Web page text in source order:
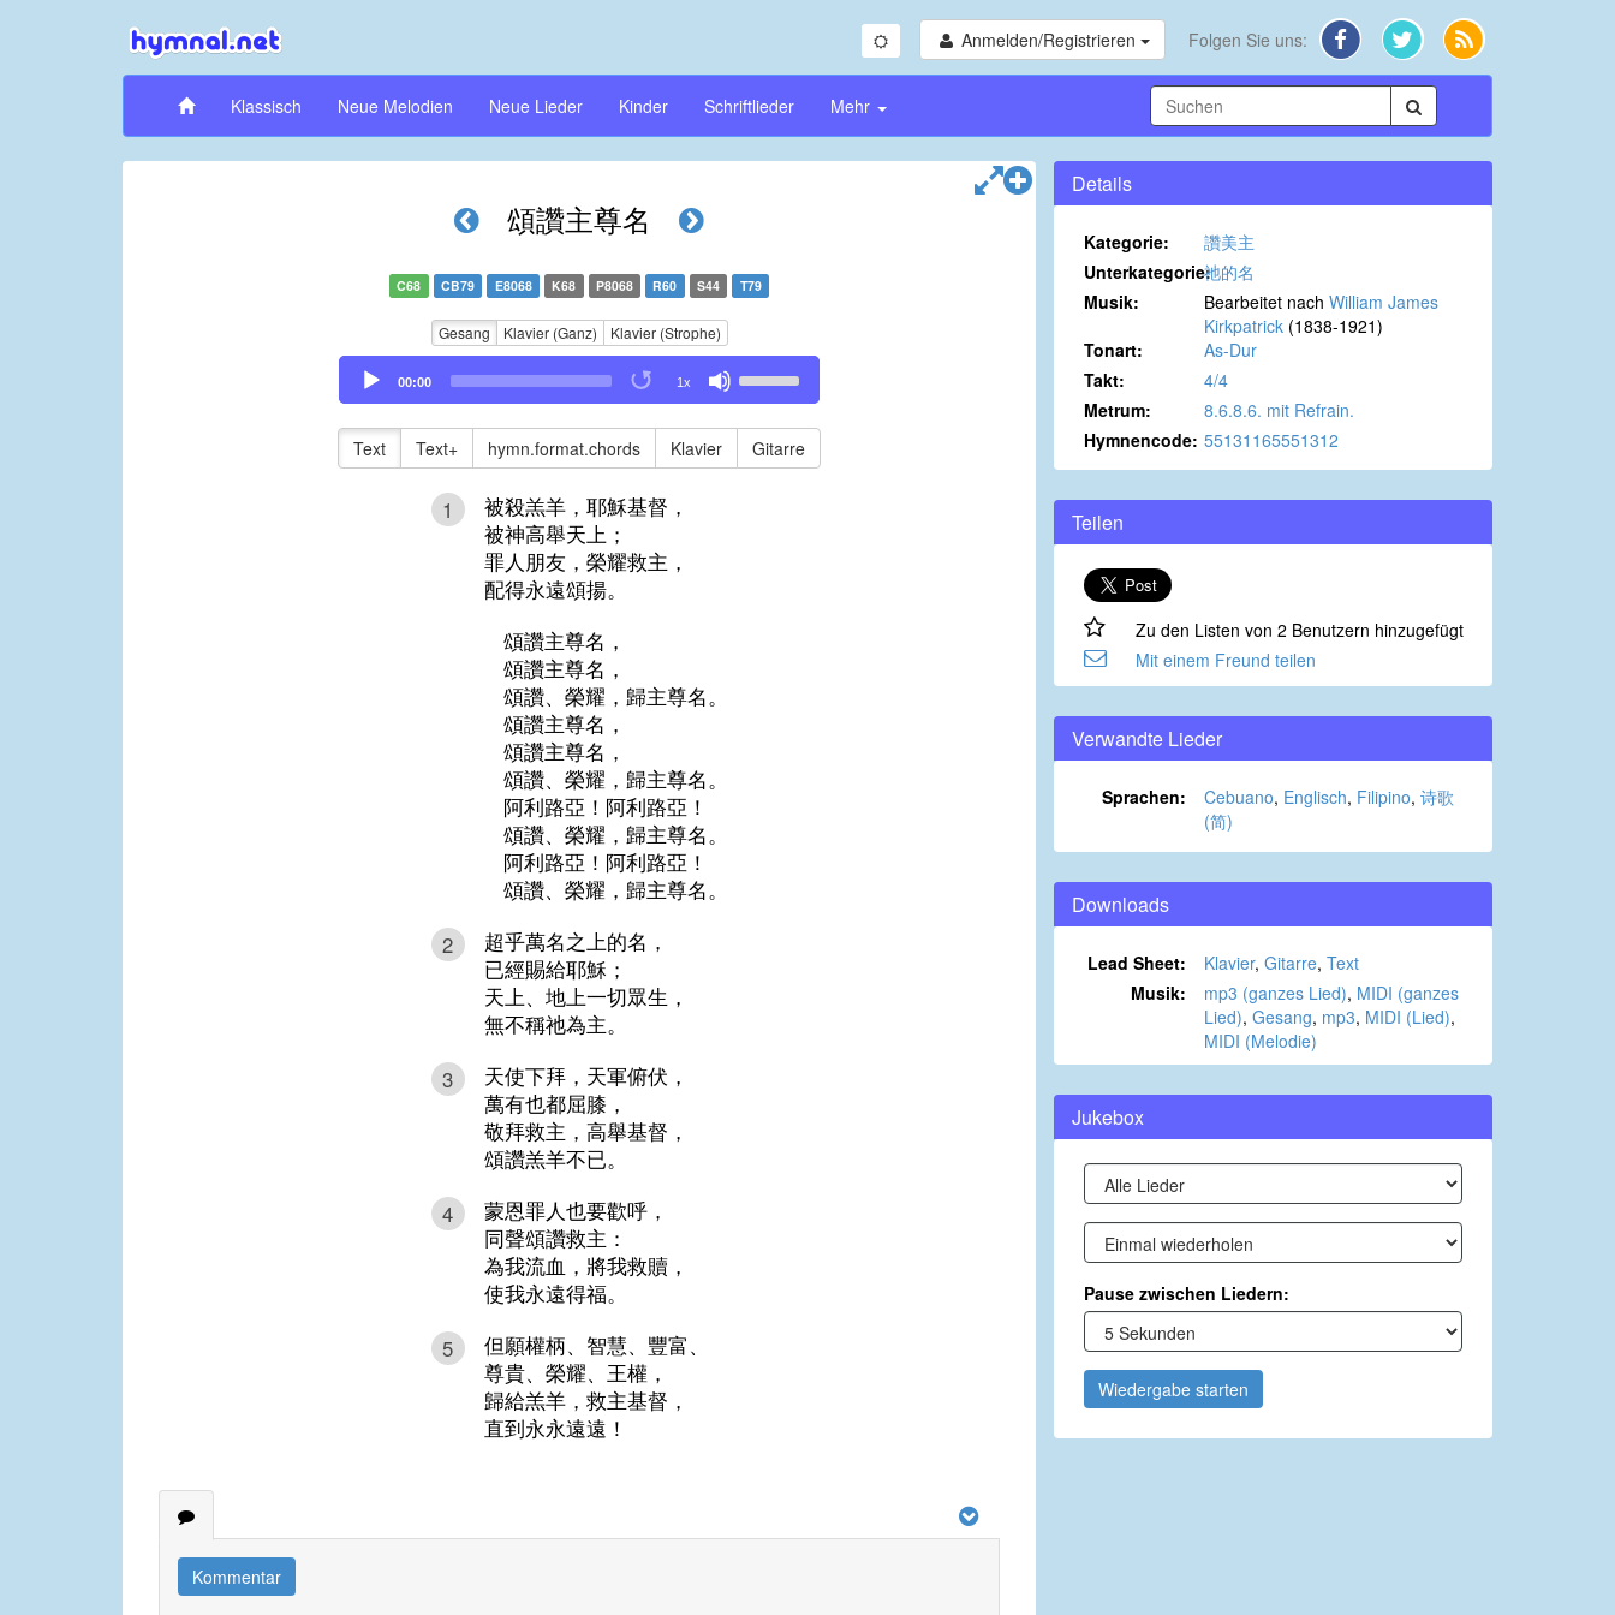
Anmelden/Registrieren Folgen Sie uns:
Klassisch Neue Melodien Neue Lieder Kinder Schriftlieder Mehr
頌讚主尊名
C68 CB79 E8068 K68 P8068 R60 S44 T79
Gesang Klavier (Ganz) Klavier (Strophe)
Audio
Player
00:00 1x
Up/Down
keys
to
Text Text+ hymn.format.chords Klavier Gitarre
1
被殺羔羊，耶穌基督，
被神高舉天上；
罪人朋友，榮耀救主，
配得永遠頌揚。
頌讚主尊名，
頌讚主尊名，
頌讚、榮耀，歸主尊名。
頌讚主尊名，
頌讚主尊名，
頌讚、榮耀，歸主尊名。
阿利路亞！阿利路亞！
頌讚、榮耀，歸主尊名。
阿利路亞！阿利路亞！
頌讚、榮耀，歸主尊名。
2
超乎萬名之上的名，
已經賜給耶穌；
天上、地上一切眾生，
無不稱祂為主。
3
天使下拜，天軍俯伏，
萬有也都屈膝，
敬拜救主，高舉基督，
頌讚羔羊不已。
4
蒙恩罪人也要歡呼，
同聲頌讚救主：
為我流血，將我救贖，
使我永遠得福。
5
但願權柄、智慧、豐富、
尊貴、榮耀、王權，
歸給羔羊，救主基督，
直到永永遠遠！
Kommentar
Details
Kategorie:
讚美主
Unterkategorie:祂的名
Musik:
Bearbeitet nach William James
Kirkpatrick (1838-1921)
Tonart:
As-Dur
Takt:
4/4
Metrum:
8.6.8.6. mit Refrain.
Hymnencode: 55131165551312
Teilen
Zu den Listen von 2 Benutzern hinzugefügt
Mit einem Freund teilen
Verwandte Lieder
Sprachen: Cebuano, Englisch, Filipino, 诗歌
(简)
Downloads
Lead Sheet: Klavier, Gitarre, Text
Musik:
mp3 (ganzes Lied), MIDI (ganzes
Lied), Gesang, mp3, MIDI (Lied),
MIDI (Melodie)
Jukebox
Pause zwischen Liedern:
Wiedergabe starten